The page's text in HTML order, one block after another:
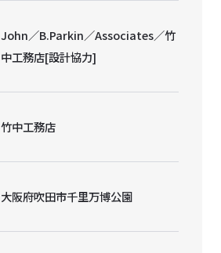
John／B.Parkin／Associates／竹
中工務店[設計協力]
竹中工務店
大阪府吹田市千里万博公園